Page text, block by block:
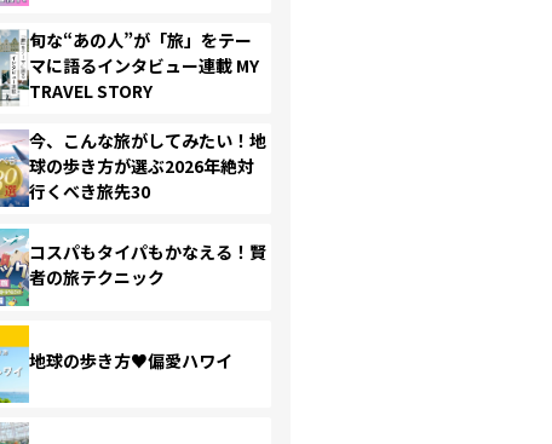
旬な“あの人”が「旅」をテー
マに語るインタビュー連載 MY
TRAVEL STORY
今、こんな旅がしてみたい！地
球の歩き方が選ぶ2026年絶対
行くべき旅先30
コスパもタイパもかなえる！賢
者の旅テクニック
地球の歩き方♥偏愛ハワイ